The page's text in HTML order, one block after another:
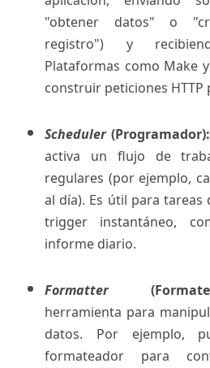
"obtener datos" o
registro") y
Plataformas como Make
construir peticiones HTTP
Scheduler(Programador):
activa un flujo de
regulares (por ejemplo,
al día). Es útil para
trigger instantáneo,
informe diario.
Formatter
herramienta para
datos. Por ejemplo,
formateador para